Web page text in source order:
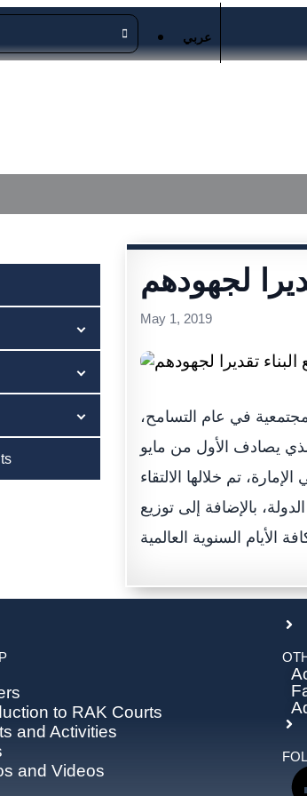
عربي
لجهودهم
May 1, 2019
في عام التسامح،
يصادف الأول من مايو
تم خلالها الالتقاء
بالإضافة إلى توزيع
to RAK Courts
and Activities
and Videos